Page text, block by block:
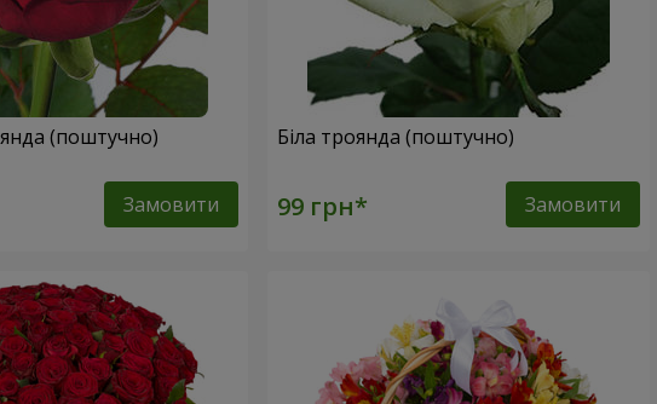
(поштучно)
Замовити
Біла троянда (поштучно)
Замовити